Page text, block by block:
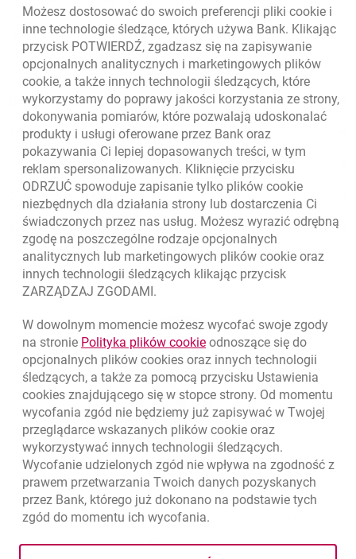
Oceń nas otwiera się w nowej karcie
Złóż wniosek przez internet
Skontaktuj się ze Specjalistą
O banku
Odpowiedzialny biznes
Regulacje zewnętrzne
Ochrona danychotwiera się w nowej karcie
Ustawieniacookies
Mapa stronyotwiera się w nowej karcie
Możesz dostosować do swoich preferencji pliki cookie i
inne technologie śledzące, których używa Bank. Klikając
przycisk POTWIERDŹ, zgadzasz się na zapisywanie
opcjonalnych analitycznych i marketingowych plików
cookie, a także innych technologii śledzących, które
wykorzystamy do poprawy jakości korzystania ze strony,
dokonywania pomiarów, które pozwalają udoskonalać
produkty i usługi oferowane przez Bank oraz
pokazywania Ci lepiej dopasowanych treści, w tym
reklam spersonalizowanych. Kliknięcie przycisku
ODRZUĆ spowoduje zapisanie tylko plików cookie
niezbędnych dla działania strony lub dostarczenia Ci
świadczonych przez nas usług. Możesz wyrazić odrębną
zgodę na poszczególne rodzaje opcjonalnych
analitycznych lub marketingowych plików cookie oraz
innych technologii śledzących klikając przycisk
ZARZĄDZAJ ZGODAMI.
W dowolnym momencie możesz wycofać swoje zgody
na stronie Polityka plików cookielink otwiera się w nowym
odnoszące się do
opcjonalnych plików cookies oraz innych technologii
śledzących, a także za pomocą przycisku Ustawienia
cookies znajdującego się w stopce strony. Od momentu
wycofania zgód nie będziemy już zapisywać w Twojej
przeglądarce wskazanych plików cookie oraz
wykorzystywać innych technologii śledzących.
Wycofanie udzielonych zgód nie wpływa na zgodność z
prawem przetwarzania Twoich danych pozyskanych
przez Bank, którego już dokonano na podstawie tych
zgód do momentu ich wycofania.